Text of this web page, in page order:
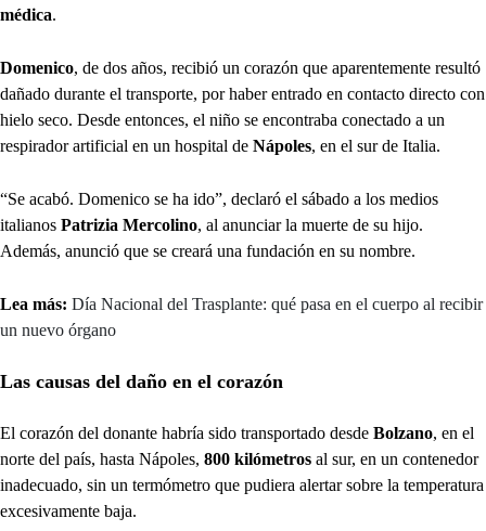
médica.
Domenico, de dos años, recibió un corazón que aparentemente resultó
dañado durante el transporte, por haber entrado en contacto directo con
hielo seco. Desde entonces, el niño se encontraba conectado a un
respirador artificial en un hospital de Nápoles, en el sur de Italia.
“Se acabó. Domenico se ha ido”, declaró el sábado a los medios
italianos Patrizia Mercolino, al anunciar la muerte de su hijo.
Además, anunció que se creará una fundación en su nombre.
Lea más: Día Nacional del Trasplante: qué pasa en el cuerpo al recibir
un nuevo órgano
Las causas del daño en el corazón
El corazón del donante habría sido transportado desde Bolzano, en el
norte del país, hasta Nápoles, 800 kilómetros al sur, en un contenedor
inadecuado, sin un termómetro que pudiera alertar sobre la temperatura
excesivamente baja.